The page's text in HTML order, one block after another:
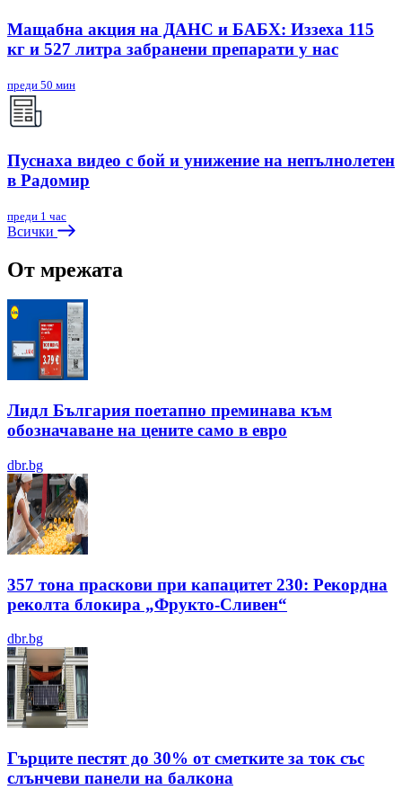
Мащабна акция на ДАНС и БАБХ: Иззеха 115
кг и 527 литра забранени препарати у нас
преди 50 мин
Пуснаха видео с бой и унижение на непълнолетен
в Радомир
преди 1 час
Всички
От мрежата
Лидл България поетапно преминава към
обозначаване на цените само в евро
dbr.bg
357 тона праскови при капацитет 230: Рекордна
реколта блокира „Фрукто-Сливен“
dbr.bg
Гърците пестят до 30% от сметките за ток със
слънчеви панели на балкона